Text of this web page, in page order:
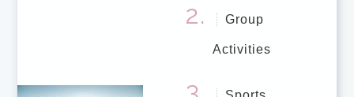
Group
Activities